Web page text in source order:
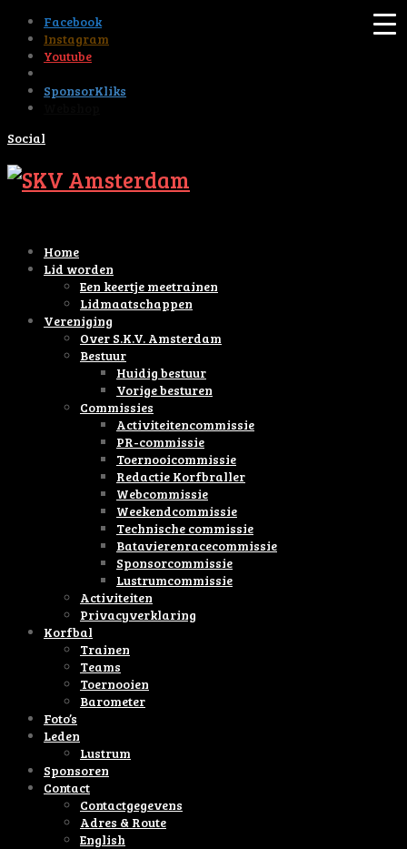
Facebook
Instagram
Youtube
SponsorKliks
Social
Home
Lid worden
Een keertje meetrainen
Lidmaatschappen
Vereniging
Over S.K.V. Amsterdam
Bestuur
Huidig bestuur
Vorige besturen
Commissies
Activiteitencommissie
PR-commissie
Toernooicommissie
Redactie Korfbraller
Webcommissie
Weekendcommissie
Technische commissie
Batavierenracecommissie
Sponsorcommissie
Lustrumcommissie
Activiteiten
Privacyverklaring
Korfbal
Trainen
Teams
Toernooien
Barometer
Foto’s
Leden
Lustrum
Sponsoren
Contact
Contactgegevens
Adres & Route
English